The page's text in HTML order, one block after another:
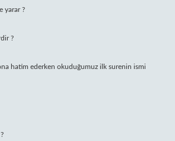
yarar ?
?
hatim ederken okuduğumuz ilk surenin ismi